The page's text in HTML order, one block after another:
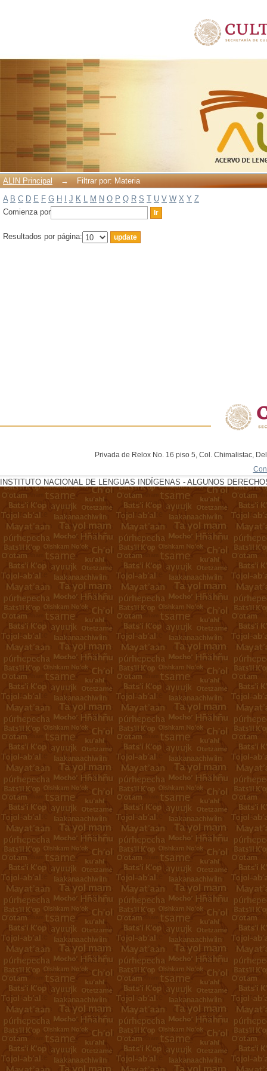
ALIN Principal →
Filtrar por: Materia
A B C D E F G H J K L M N O P Q R S T U V W X Y Z
Comienza por
Resultados por página:
Privada de Relox No. 16 piso 5, Col. Chimalistac,
INSTITUTO NACIONAL DE LENGUAS INDÍGENAS - ALGUNOS